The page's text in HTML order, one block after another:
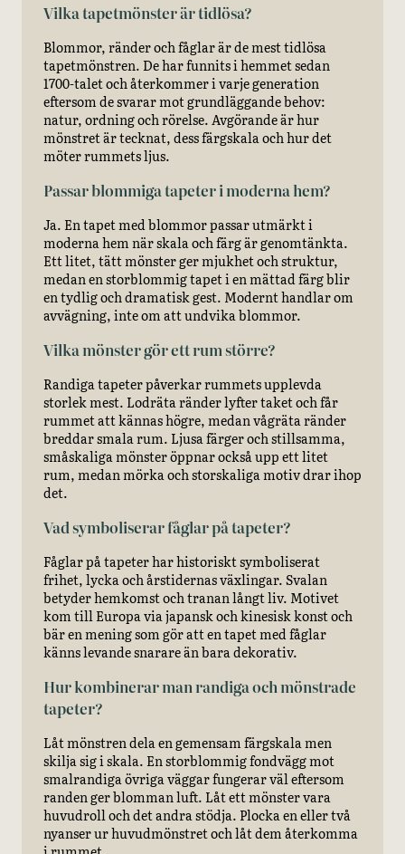
Vilka tapetmönster är tidlösa?
Blommor, ränder och fåglar är de mest tidlösa
tapetmönstren. De har funnits i hemmet sedan
1700-talet och återkommer i varje generation
eftersom de svarar mot grundläggande behov:
natur, ordning och rörelse. Avgörande är hur
mönstret är tecknat, dess färgskala och hur det
möter rummets ljus.
Passar blommiga tapeter i moderna hem?
Ja. En tapet med blommor passar utmärkt i
moderna hem när skala och färg är genomtänkta.
Ett litet, tätt mönster ger mjukhet och struktur,
medan en storblommig tapet i en mättad färg blir
en tydlig och dramatisk gest. Modernt handlar om
avvägning, inte om att undvika blommor.
Vilka mönster gör ett rum större?
Randiga tapeter påverkar rummets upplevda
storlek mest. Lodräta ränder lyfter taket och får
rummet att kännas högre, medan vågräta ränder
breddar smala rum. Ljusa färger och stillsamma,
småskaliga mönster öppnar också upp ett litet
rum, medan mörka och storskaliga motiv drar ihop
det.
Vad symboliserar fåglar på tapeter?
Fåglar på tapeter har historiskt symboliserat
frihet, lycka och årstidernas växlingar. Svalan
betyder hemkomst och tranan långt liv. Motivet
kom till Europa via japansk och kinesisk konst och
bär en mening som gör att en tapet med fåglar
känns levande snarare än bara dekorativ.
Hur kombinerar man randiga och mönstrade
tapeter?
Låt mönstren dela en gemensam färgskala men
skilja sig i skala. En storblommig fondvägg mot
smalrandiga övriga väggar fungerar väl eftersom
randen ger blomman luft. Låt ett mönster vara
huvudroll och det andra stödja. Plocka en eller två
nyanser ur huvudmönstret och låt dem återkomma